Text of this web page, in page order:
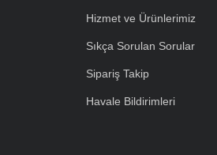
Hizmet ve Ürünlerimiz
Sıkça Sorulan Sorular
Sipariş Takip
Havale Bildirimleri